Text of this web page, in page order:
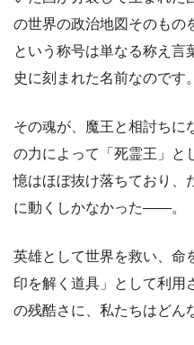
の世界の政治地図そのもの
という称号は単なる称え言
史に刻まれた名前なのです。
その魂が、魔王と相討ちに
の力によって「死霊王」と
憶はほぼ抜け落ちており、
に動くしかなかった――。
英雄として世界を救い、命
印を解く道具」として利用
の残酷さに、私たちはどん